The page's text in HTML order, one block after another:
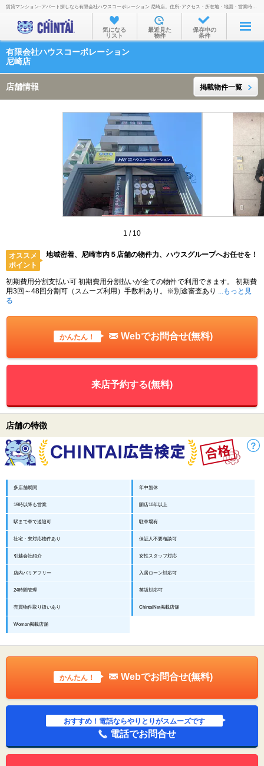
お部屋を探す
沿線・駅から
通勤通学時間から
物件特集から
不動産会社から
TOP
賃貸マンション･アパート探しなら有限会社ハウスコーポレーション 尼崎店。住所･アクセス・所在地・地図・営業時間・定休日・電話番号などを掲載。
気になる
リスト
最近見た
物件
保存中の
条件
有限会社ハウスコーポレーション
尼崎店
店舗情報 掲載物件一覧
1 / 10
オススメ
ポイント
地域密着、尼崎市内５店舗の物件力、ハウスグループへお任せを！
初期費用分割支払い可 初期費用分割払いが全ての物件で利用できます。 初期費
用3回～48回分割可（スムーズ利用）手数料あり。※別途審査あり
...もっと見
る
かんたん！ Webでお問合せ(無料)
来店予約する(無料)
店舗の特徴
多店舗展開 年中無休
19時以降も営業 開店10年以上
駅まで車で送迎可 駐車場有
社宅・寮対応物件あり 保証人不要相談可
引越会社紹介 女性スタッフ対応
店内バリアフリー 入居ローン対応可
24時間管理 英語対応可
売買物件取り扱いあり ChintaiNet掲載店舗
Woman掲載店舗
かんたん！ Webでお問合せ(無料)
おすすめ！電話ならやりとりがスムーズです
電話でお問合せ